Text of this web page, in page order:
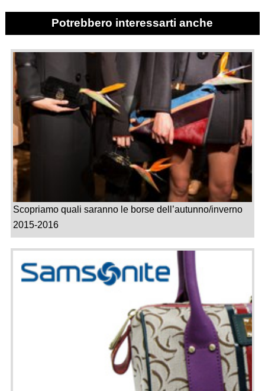
Potrebbero interessarti anche
Scopriamo quali saranno le borse dell’autunno/inverno
2015-2016